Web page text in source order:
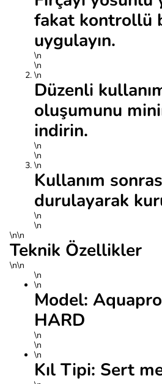
fakat kontrollü
uygulayın.
\n
\n
\n
Düzenli
oluşumunu
indirin.
\n
\n
\n
Kullanım
durulayarak
\n
\n
\n\n
Teknik Özellikler
\n\n
\n
\n
Model:
HARD
\n
\n
\n
Kıl Tipi: Sert